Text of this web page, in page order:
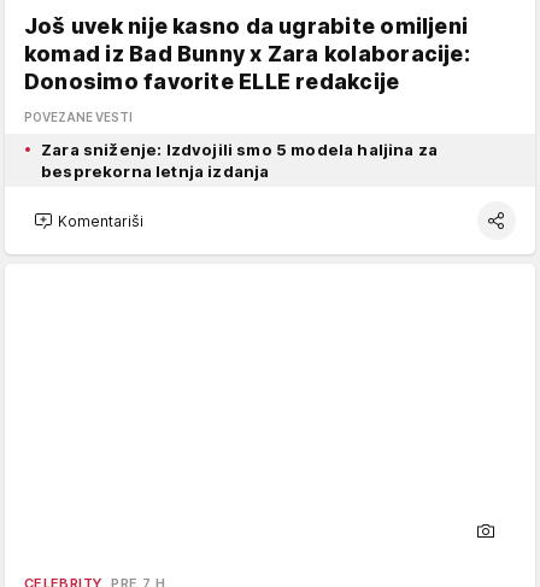
Još uvek nije kasno da ugrabite omiljeni
komad iz Bad Bunny x Zara kolaboracije:
Donosimo favorite ELLE redakcije
POVEZANE VESTI
Zara sniženje: Izdvojili smo 5 modela haljina za
besprekorna letnja izdanja
Komentariši
CELEBRITY PRE 7 H